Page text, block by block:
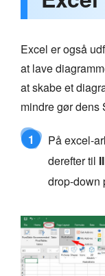
Excel er også
at lave
at skabe et
mindre gør dens
1 På excel-
derefter til
drop-down